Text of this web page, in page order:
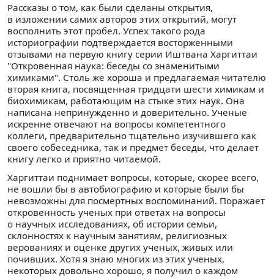
Рассказы о том, как были сделаны открытия,
в изложении самих авторов этих открытий, могут
восполнить этот пробел. Успех такого рода
историографии подтверждается восторженными
отзывами на первую книгу серии Иштвана Харгиттаи
"Откровенная наука: беседы со знаменитыми
химиками". Столь же хороша и предлагаемая читателю
вторая книга, посвященная тридцати шести химикам и
биохимикам, работающим на стыке этих наук. Она
написана непринужденно и доверительно. Ученые
искренне отвечают на вопросы компетентного
коллеги, предварительно тщательно изучившего как
своего собеседника, так и предмет беседы, что делает
книгу легко и приятно читаемой.
Харгиттаи поднимает вопросы, которые, скорее всего,
не вошли бы в автобиографию и которые были бы
невозможны для посмертных воспоминаний. Поражает
откровенность ученых при ответах на вопросы
о научных исследованиях, об истории семьи,
склонностях к научным занятиям, религиозных
верованиях и оценке других ученых, живых или
почивших. Хотя я знаю многих из этих ученых,
некоторых довольно хорошо, я получил о каждом